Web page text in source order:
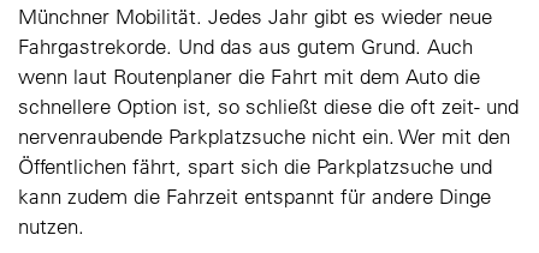
Münchner Mobilität. Jedes Jahr gibt es wieder neue
Fahrgastrekorde. Und das aus gutem Grund. Auch
wenn laut Routenplaner die Fahrt mit dem Auto die
schnellere Option ist, so schließt diese die oft zeit- und
nervenraubende Parkplatzsuche nicht ein. Wer mit den
Öffentlichen fährt, spart sich die Parkplatzsuche und
kann zudem die Fahrzeit entspannt für andere Dinge
nutzen.